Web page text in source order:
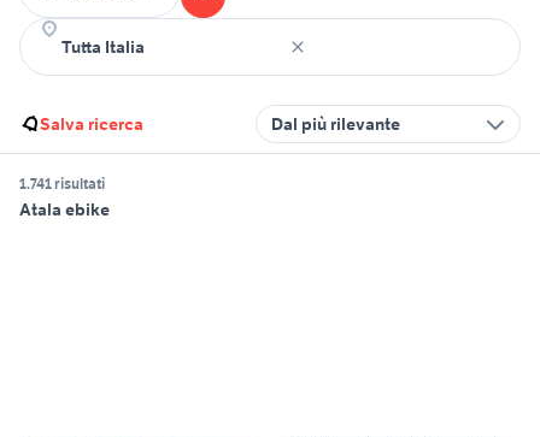
Salva ricerca Dal più rilevante
1.741 risultati
Atala ebike